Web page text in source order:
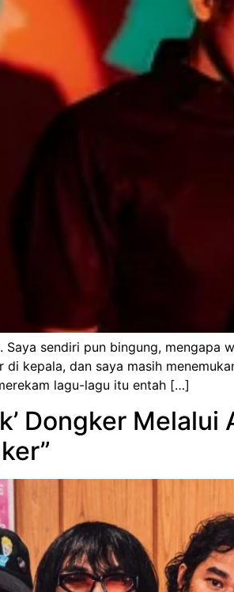
sendiri pun bingung, mengapa
kepala, dan saya masih
lagu-lagu itu entah […]
Dongker Melalui